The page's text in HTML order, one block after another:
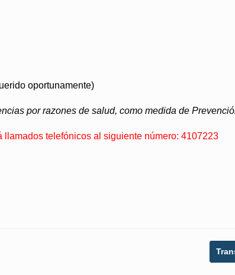
oportunamente)
por razones de salud, como medida de
telefónicos al siguiente número: 4107223